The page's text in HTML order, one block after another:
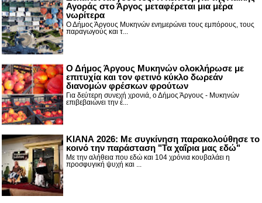
Αγοράς στο Άργος μεταφέρεται μια μέρα
νωρίτερα
Ο Δήμος Άργους Μυκηνών ενημερώνει τους εμπόρους, τους
παραγωγούς και τ...
Ο Δήμος Άργους Μυκηνών ολοκλήρωσε με
επιτυχία και τον φετινό κύκλο δωρεάν
διανομών φρέσκων φρούτων
Για δεύτερη συνεχή χρονιά, ο Δήμος Άργους - Μυκηνών
επιβεβαιώνει την έ...
ΚΙΑΝΑ 2026: Με συγκίνηση παρακολούθησε το
κοινό την παράσταση "Τα χαΐρια μας εδώ"
Με την αλήθεια που εδώ και 104 χρόνια κουβαλάει η
προσφυγική ψυχή και ...